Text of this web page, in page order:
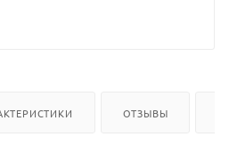
ОТЗЫВЫ